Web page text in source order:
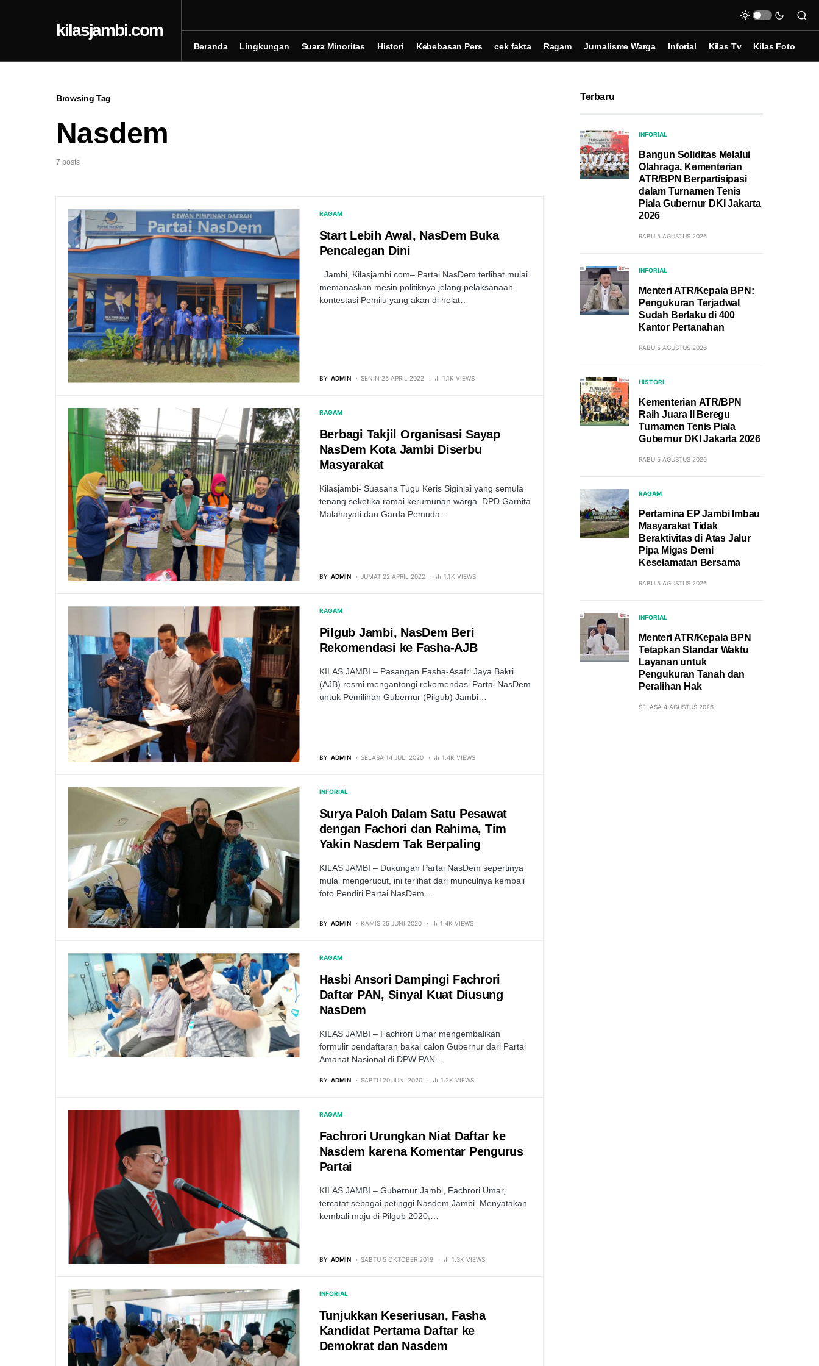
kilasjambi.com
Beranda Lingkungan Suara Minoritas Histori Kebebasan Pers cek fakta Ragam Jurnalisme Warga Inforial Kilas Tv Kilas Foto
Browsing Tag
Nasdem
7 posts
RAGAM
Start Lebih Awal, NasDem Buka
Pencalegan Dini
Jambi, Kilasjambi.com– Partai NasDem terlihat mulai
memanaskan mesin politiknya jelang pelaksanaan
kontestasi Pemilu yang akan di helat…
BY ADMIN SENIN 25 APRIL 2022 1.1K VIEWS
RAGAM
Berbagi Takjil Organisasi Sayap
NasDem Kota Jambi Diserbu
Masyarakat
Kilasjambi- Suasana Tugu Keris Siginjai yang semula
tenang seketika ramai kerumunan warga. DPD Garnita
Malahayati dan Garda Pemuda…
BY ADMIN JUMAT 22 APRIL 2022 1.1K VIEWS
RAGAM
Pilgub Jambi, NasDem Beri
Rekomendasi ke Fasha-AJB
KILAS JAMBI – Pasangan Fasha-Asafri Jaya Bakri
(AJB) resmi mengantongi rekomendasi Partai NasDem
untuk Pemilihan Gubernur (Pilgub) Jambi…
BY ADMIN SELASA 14 JULI 2020 1.4K VIEWS
INFORIAL
Surya Paloh Dalam Satu Pesawat
dengan Fachori dan Rahima, Tim
Yakin Nasdem Tak Berpaling
KILAS JAMBI – Dukungan Partai NasDem sepertinya
mulai mengerucut, ini terlihat dari munculnya kembali
foto Pendiri Partai NasDem…
BY ADMIN KAMIS 25 JUNI 2020 1.4K VIEWS
RAGAM
Hasbi Ansori Dampingi Fachrori
Daftar PAN, Sinyal Kuat Diusung
NasDem
KILAS JAMBI – Fachrori Umar mengembalikan
formulir pendaftaran bakal calon Gubernur dari Partai
Amanat Nasional di DPW PAN…
BY ADMIN SABTU 20 JUNI 2020 1.2K VIEWS
RAGAM
Fachrori Urungkan Niat Daftar ke
Nasdem karena Komentar Pengurus
Partai
KILAS JAMBI – Gubernur Jambi, Fachrori Umar,
tercatat sebagai petinggi Nasdem Jambi. Menyatakan
kembali maju di Pilgub 2020,…
BY ADMIN SABTU 5 OKTOBER 2019 1.3K VIEWS
INFORIAL
Tunjukkan Keseriusan, Fasha
Kandidat Pertama Daftar ke
Demokrat dan Nasdem
Terbaru
INFORIAL
Bangun Soliditas Melalui
Olahraga, Kementerian
ATR/BPN Berpartisipasi
dalam Turnamen Tenis
Piala Gubernur DKI Jakarta
2026
RABU 5 AGUSTUS 2026
INFORIAL
Menteri ATR/Kepala BPN:
Pengukuran Terjadwal
Sudah Berlaku di 400
Kantor Pertanahan
RABU 5 AGUSTUS 2026
HISTORI
Kementerian ATR/BPN
Raih Juara II Beregu
Turnamen Tenis Piala
Gubernur DKI Jakarta 2026
RABU 5 AGUSTUS 2026
RAGAM
Pertamina EP Jambi Imbau
Masyarakat Tidak
Beraktivitas di Atas Jalur
Pipa Migas Demi
Keselamatan Bersama
RABU 5 AGUSTUS 2026
INFORIAL
Menteri ATR/Kepala BPN
Tetapkan Standar Waktu
Layanan untuk
Pengukuran Tanah dan
Peralihan Hak
SELASA 4 AGUSTUS 2026